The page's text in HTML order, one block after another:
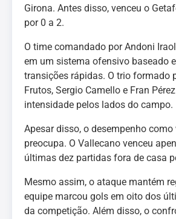
Girona. Antes disso, venceu o
por 0 a 2.
O time comandado por Andoni
em um sistema ofensivo baseado
transições rápidas. O trio formado
Frutos, Sergio Camello e Fran
intensidade pelos lados do campo.
Apesar disso, o desempenho
preocupa. O Vallecano venceu
últimas dez partidas fora de casa
Mesmo assim, o ataque mantém
equipe marcou gols em oito dos
da competição. Além disso, o